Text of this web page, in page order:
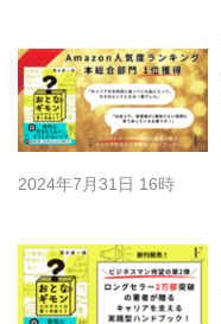
2024年7月31日 16時